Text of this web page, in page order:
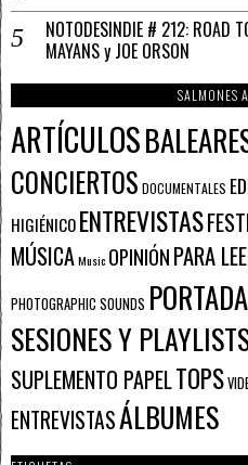
NOTODESINDIE # 212: ROAD
MAYANS y JOE ORSON
SALMONES
ARTÍCULOS
CONCIERTOS DOCUMENTALES
HIGIÉNICOENTREVISTAS
MÚSICAMusic OPINIÓNPARA
PHOTOGRAPHIC SOUNDS
SESIONES Y
SUPLEMENTO PAPELTOPS
ENTREVISTASÁLBUMES